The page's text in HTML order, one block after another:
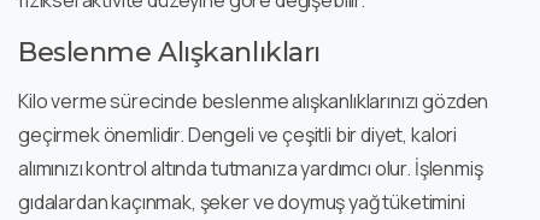
Beslenme Alışkanlıkları
Kilo verme sürecinde beslenme alışkanlıklarınızı gözden
geçirmek önemlidir. Dengeli ve çeşitli bir diyet, kalori
alımınızı kontrol altında tutmanıza yardımcı olur. İşlenmiş
gıdalardan kaçınmak, şeker ve doymuş yağ tüketimini